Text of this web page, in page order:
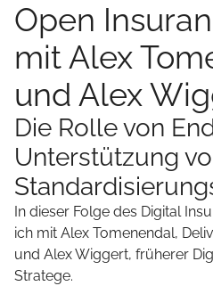
Open
mit Alex
und Alex
Die Rolle von
Unterstützung
In dieser Folge des Digital
ich mit Alex Tomenendal,
und Alex Wiggert, früherer
Stratege.